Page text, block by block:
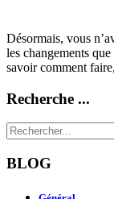
Désormais, vous
les changements
savoir comment
Recherche ...
BLOG